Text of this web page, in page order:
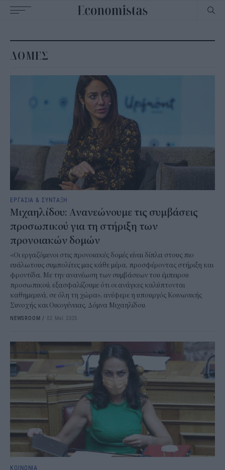
navigation
ΔΟΜΕΣ
ΕΡΓΑΣΙΑ & ΣΥΝΤΑΞΗ
Μιχαηλίδου: Ανανεώνουμε τις συμβάσεις
προσωπικού για τη στήριξη των
προνοιακών δομών
«Οι εργαζόμενοι στις προνοιακές δομές είναι δίπλα στους πιο
ευάλωτους συμπολίτες μας κάθε μέρα, προσφέροντας στήριξη και
φροντίδα. Με την ανανέωση των συμβάσεων του έμπειρου
προσωπικού, εξασφαλίζουμε ότι οι ανάγκες καλύπτονται
καθημερινά, σε όλη τη χώρα», ανέφερε η υπουργός Κοινωνικής
Συνοχής και Οικογένειας, Δόμνα Μιχαηλίδου.
NEWSROOM / 02 Μαΐ 2025
ΚΟΙΝΩΝΙΑ